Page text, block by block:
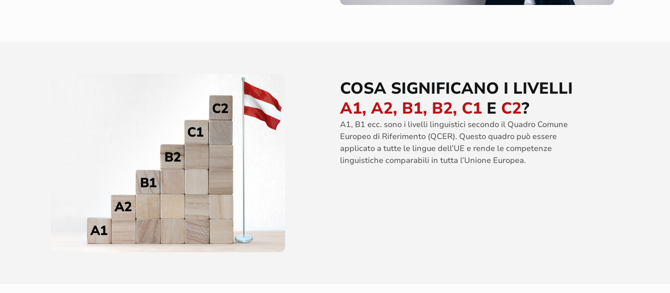
COSA SIGNIFICANO I LIVELLI
A1, A2, B1, B2, C1 E C2?
A1, B1 ecc. sono i livelli linguistici secondo il Quadro Comune
Europeo di Riferimento (QCER). Questo quadro può essere
applicato a tutte le lingue dell’UE e rende le competenze
linguistiche comparabili in tutta l’Unione Europea.